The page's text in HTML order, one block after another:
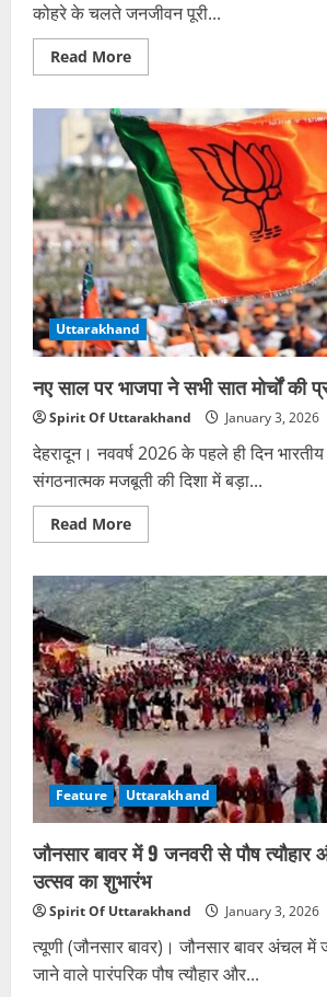
कोहरे के चलते जनजीवन पूरी...
Read MoreRead
more
ठंड
के
चलते
यूपी
में
12वीं
तक
के
स्कूल
5
जनवरी
तक
बंद
Uttarakhand
नए साल पर भाजपा ने सभी सात मोर्चों की
Spirit Of Uttarakhand January 3, 2026
देहरादून। नववर्ष 2026 के पहले ही दिन भारतीय
संगठनात्मक मजबूती की दिशा में बड़ा...
Read MoreRead
more
साल
पर
भाजपा
ने
सभी
सात
मोर्चों
की
प्रदेश
टीम
घोषित
Feature Uttarakhand
जौनसार बावर में 9 जनवरी से पौष
उत्सव का शुभारंभ
Spirit Of Uttarakhand January 3, 2026
त्यूणी (जौनसार बावर)। जौनसार बावर अंचल में
जाने वाले पारंपरिक पौष त्यौहार और...